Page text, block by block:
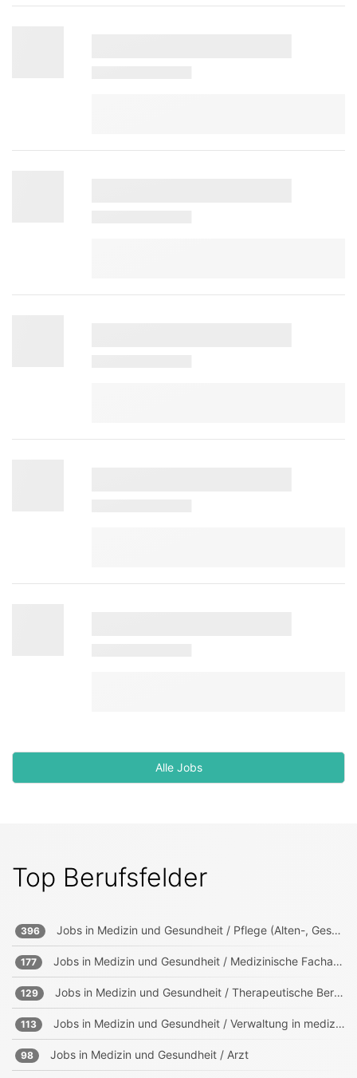
Alle Jobs
Top Berufsfelder
396 Jobs in Medizin und Gesundheit / Pflege (Alten-, Gesundheits-, Krankenpfleger)
177 Jobs in Medizin und Gesundheit / Medizinische Fachangestellte, Sanitäter
129 Jobs in Medizin und Gesundheit / Therapeutische Berufe
113 Jobs in Medizin und Gesundheit / Verwaltung in medizinischen Einrichtungen
98 Jobs in Medizin und Gesundheit / Arzt